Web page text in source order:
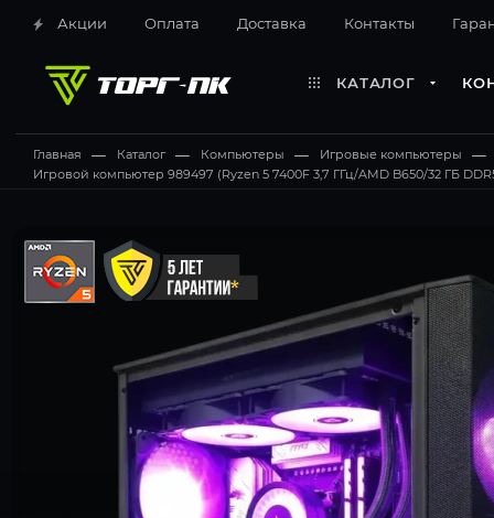
Акции Оплата Доставка Контакты
КАТАЛОГ
Главная — Каталог — Компьютеры — Игровые компьютеры —
Игровой компьютер 989497 (Ryzen 5 7400F 3,7 ГГц/AMD B650/32 ГБ